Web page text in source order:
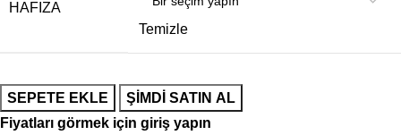
HAFIZA
Temizle
SEPETE EKLE
ŞIMDI SATIN AL
Fiyatları görmek için giriş yapın